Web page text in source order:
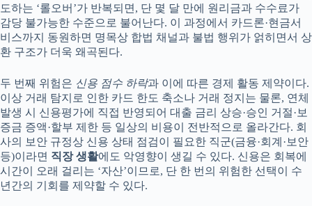
도하는 ‘롤오버’가 반복되면, 단 몇 달 만에 원리금과 수수료가
감당 불가능한 수준으로 불어난다. 이 과정에서 카드론·현금서
비스까지 동원하면 명목상 합법 채널과 불법 행위가 얽히면서 상
환 구조가 더욱 왜곡된다.
두 번째 위험은 신용 점수 하락과 이에 따른 경제 활동 제약이다.
이상 거래 탐지로 인한 카드 한도 축소나 거래 정지는 물론, 연체
발생 시 신용평가에 직접 반영되어 대출 금리 상승·승인 거절·보
증금 증액·할부 제한 등 일상의 비용이 전반적으로 올라간다. 회
사의 보안 규정상 신용 상태 점검이 필요한 직군(금융·회계·보안
등)이라면 직장 생활에도 악영향이 생길 수 있다. 신용은 회복에
시간이 오래 걸리는 ‘자산’이므로, 단 한 번의 위험한 선택이 수
년간의 기회를 제약할 수 있다.